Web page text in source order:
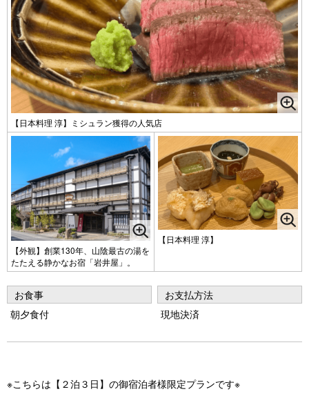
【日本料理 淳】ミシュラン獲得の人気店
【外観】創業130年、山陰最古の湯を
たたえる静かなお宿「岩井屋」。
【日本料理 淳】
お食事
朝夕食付
お支払方法
現地決済
※こちらは【２泊３日】の御宿泊者様限定プランです※